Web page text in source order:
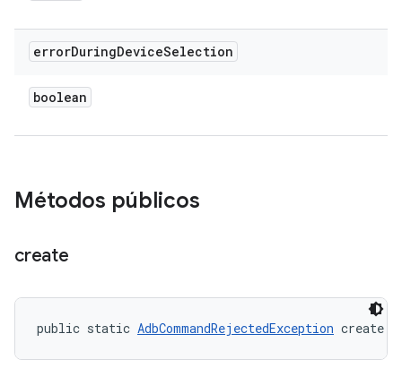
errorDuringDeviceSelection
boolean
Métodos públicos
create
public static AdbCommandRejectedException create